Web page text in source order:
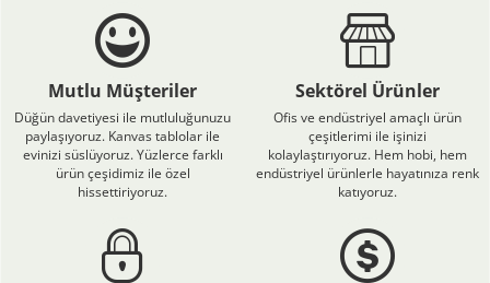
Mutlu Müşteriler
Düğün davetiyesi ile mutluluğunuzu
paylaşıyoruz. Kanvas tablolar ile
evinizi süslüyoruz. Yüzlerce farklı
ürün çeşidimiz ile özel
hissettiriyoruz.
Sektörel Ürünler
Ofis ve endüstriyel amaçlı ürün
çeşitlerimi ile işinizi
kolaylaştırıyoruz. Hem hobi, hem
endüstriyel ürünlerle hayatınıza renk
katıyoruz.